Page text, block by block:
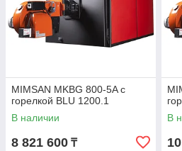
MIMSAN MKBG 800-5A с
горелкой BLU 1200.1
В наличии
8 821 600 ₸
В